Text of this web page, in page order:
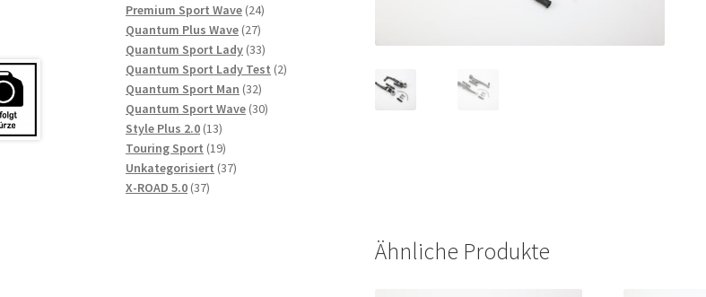
Ähnliche Produkte
Produkte
Premium Sport Wave 2424
Quantum Plus Wave 2727
Produkte
Quantum Sport Lady 3333
Produkte
Quantum Sport Lady Test 22
Quantum Sport Man 3232
Produkte
Quantum Sport Wave 3030
Style Plus 2.0 1313
Produkte
Touring Sport 1919
Produkte
Unkategorisiert 3737
X-ROAD 5.0 3737